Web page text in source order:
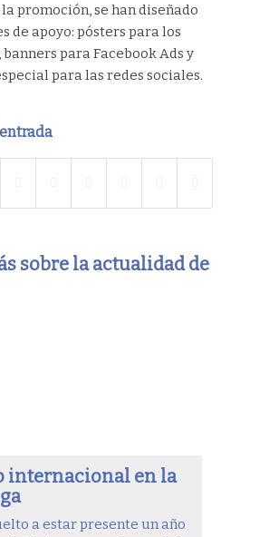
promoción, se han diseñado
de apoyo: pósters para los
para Facebook Ads y
para las redes sociales.
sobre la actualidad de
internacional en la
a estar presente un año